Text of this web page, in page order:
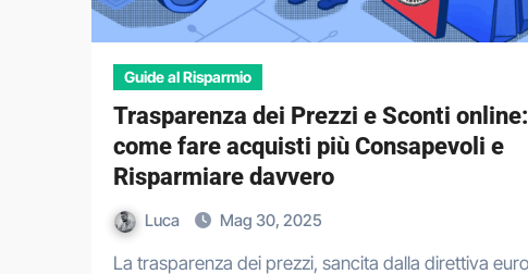
Guide al Risparmio
Trasparenza dei Prezzi e Sconti online:
come fare acquisti più Consapevoli e
Risparmiare davvero
Luca Mag 30, 2025
La trasparenza dei prezzi, sancita dalla direttiva europea